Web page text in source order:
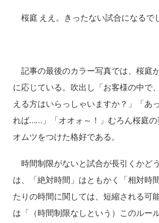
桜庭 ええ。きったない試合になるで
記事の最後のカラー写真では、桜庭
に応じている。吹出し「お客様の中で
える方はいらっしゃいますか？」「
れば……」「オオォ～！」むろん桜庭
オムツをつけた格好である。
時間制限がないと試合が長引くかど
は、「絶対時間」はともかく「相対時
たりの時間に関しては、短縮される可
は「（時間制限なしという）このルー